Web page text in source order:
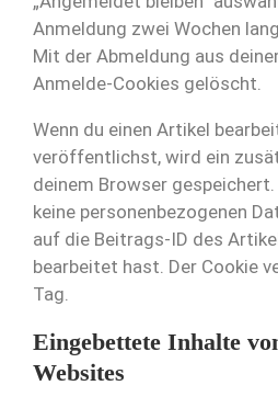
Anmeldung zwei Wochen
Mit der Abmeldung aus
Anmelde-Cookies gelöscht.
Wenn du einen Artikel
veröffentlichst, wird ein
deinem Browser
keine personenbezogenen
auf die Beitrags-ID des
bearbeitet hast. Der Cookie
Tag.
Eingebettete Inhalte
Websites